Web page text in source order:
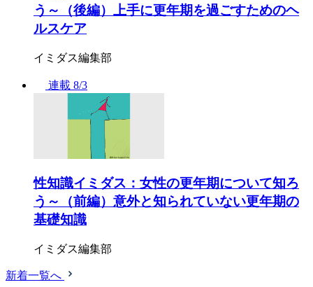
う～（後編）上手に更年期を過ごすためのヘ
ルスケア
イミダス編集部
連載 8/3
性知識イミダス：女性の更年期について知ろ
う～（前編）意外と知られていない更年期の
基礎知識
イミダス編集部
新着一覧へ